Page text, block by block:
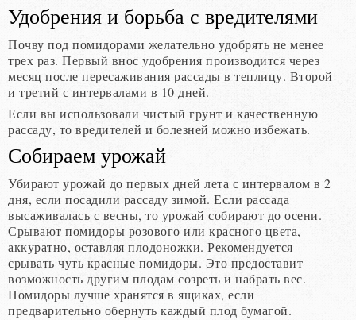
Удобрения и борьба с вредителями
Почву под помидорами желательно удобрять не менее
трех раз. Первый внос удобрения производится через
месяц после пересаживания рассады в теплицу. Второй
и третий с интервалами в 10 дней.
Если вы использовали чистый грунт и качественную
рассаду, то вредителей и болезней можно избежать.
Собираем урожай
Убирают урожай до первых дней лета с интервалом в 2
дня, если посадили рассаду зимой. Если рассада
высаживалась с весны, то урожай собирают до осени.
Срывают помидоры розового или красного цвета,
аккуратно, оставляя плодоножки. Рекомендуется
срывать чуть красные помидоры. Это предоставит
возможность другим плодам созреть и набрать вес.
Помидоры лучше хранятся в ящиках, если
предварительно обернуть каждый плод бумагой.